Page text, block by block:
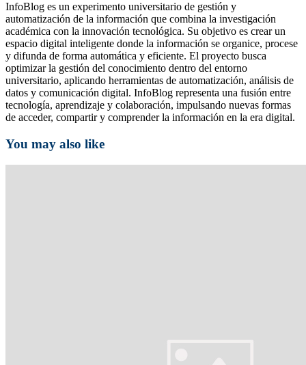
InfoBlog es un experimento universitario de gestión y
automatización de la información que combina la investigación
académica con la innovación tecnológica. Su objetivo es crear un
espacio digital inteligente donde la información se organice, procese
y difunda de forma automática y eficiente. El proyecto busca
optimizar la gestión del conocimiento dentro del entorno
universitario, aplicando herramientas de automatización, análisis de
datos y comunicación digital. InfoBlog representa una fusión entre
tecnología, aprendizaje y colaboración, impulsando nuevas formas
de acceder, compartir y comprender la información en la era digital.
You may also like